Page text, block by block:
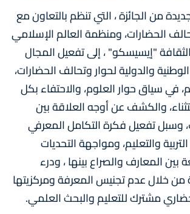
من الجائزة ، التي تنظم بالتعاون مع
الحضارات، ومنظمة العالم الإسلامي
"إيسيسكو" ، إلى تفعيل المجال
والدولية لحوار وتحالف الحضارات،
في سياق حوار العلوم، والاحتفاء بكل
والكشف عن أوجه العلاقة بين
وسبل تفعيل فكرة التكامل المعرفي
والتعليم، ومواجهة التحديات
بين المعارف والصراع بينها ، ودرء
من خلال عدم تجنيس المعرفة ومركزيتها
مشترك للتعليم والبحث العلمي.